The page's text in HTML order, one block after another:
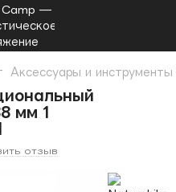
Аксессуары и инструменты
мм 1
отзыв